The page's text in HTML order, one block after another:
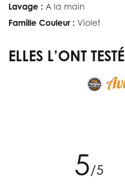
Lavage : A la main
Famille Couleur : Violet
ELLES L’ONT TESTÉ
5/5